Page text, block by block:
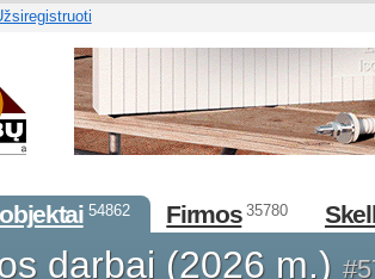
54862 Firmos 35780
darbai (2026 m.)